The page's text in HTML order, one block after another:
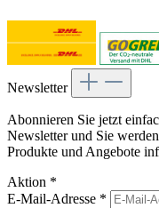
Newsletter
Abonnieren Sie jetzt
Newsletter und Sie
Produkte und Angebote
Aktion *
E-Mail-Adresse *